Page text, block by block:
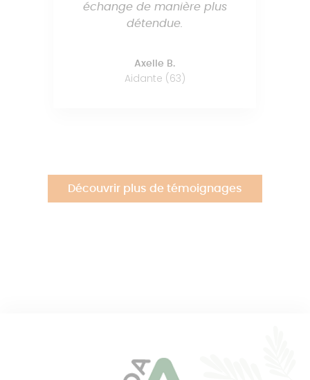
échange de manière plus
détendue.
Axelle B.
Aidante (63)
Découvrir plus de témoignages